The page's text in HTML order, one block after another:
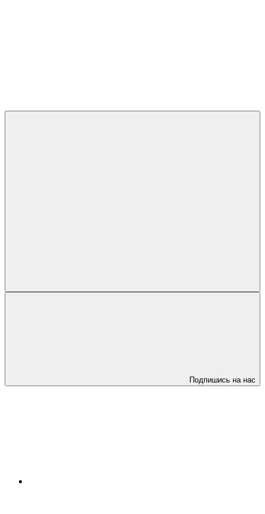
Подпишись на нас